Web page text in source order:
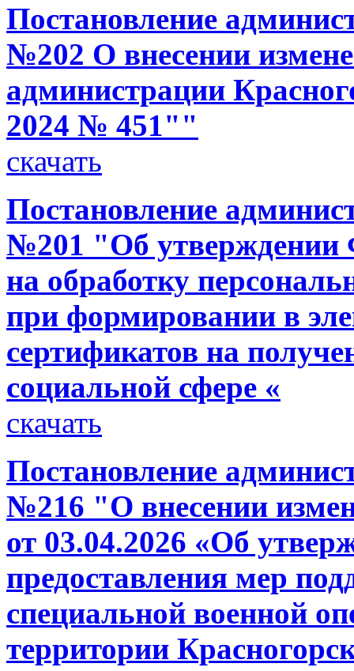
Постановление
№202 О внесении
администрации
2024 № 451""
скачать
Постановление
№201 "Об утверждении
на обработку
при формировании в
сертификатов на
социальной сфере «
скачать
Постановление
№216 "О внесении
от 03.04.2026 «Об
предоставления мер
специальной военной
территории